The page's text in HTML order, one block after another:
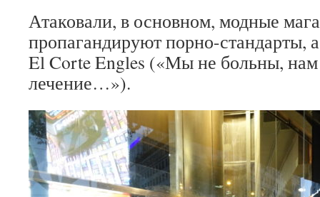
Атаковали, в основном, модные
пропагандируют порно-стандарты,
El Corte Engles («Мы не больны, нам
лечение…»).